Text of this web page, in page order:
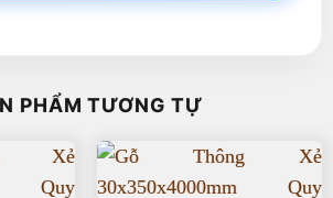
PHẨM TƯƠNG TỰ